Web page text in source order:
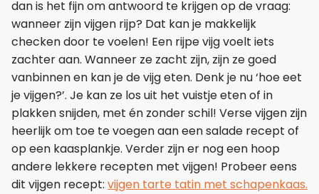
dan is het fijn om antwoord te krijgen op de vraag:
wanneer zijn vijgen rijp? Dat kan je makkelijk
checken door te voelen! Een rijpe vijg voelt iets
zachter aan. Wanneer ze zacht zijn, zijn ze goed
vanbinnen en kan je de vijg eten. Denk je nu ‘hoe eet
je vijgen?’. Je kan ze los uit het vuistje eten of in
plakken snijden, met én zonder schil! Verse vijgen zijn
heerlijk om toe te voegen aan een salade recept of
op een kaasplankje. Verder zijn er nog een hoop
andere lekkere recepten met vijgen! Probeer eens
dit vijgen recept: vijgen tarte tatin met schapenkaas.